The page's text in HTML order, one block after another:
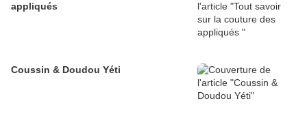
appliqués
Coussin & Doudou Yéti